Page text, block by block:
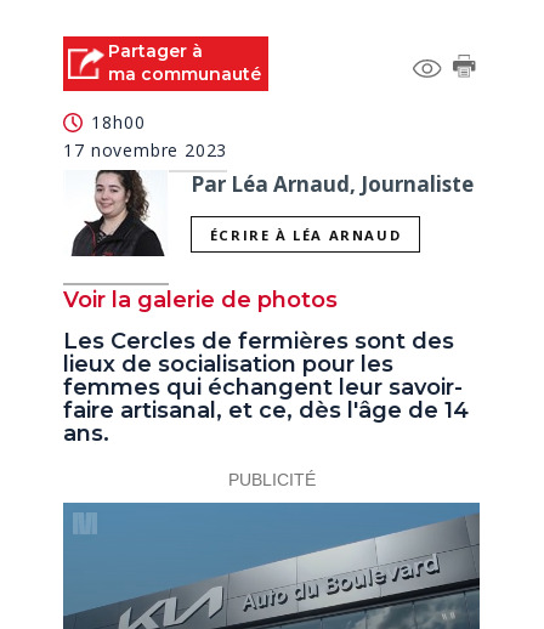
Partager à
ma communauté
18h00
17 novembre 2023
Par Léa Arnaud, Journaliste
ÉCRIRE À LÉA ARNAUD
Voir la galerie de photos
Les Cercles de fermières sont des
lieux de socialisation pour les
femmes qui échangent leur savoir-
faire artisanal, et ce, dès l'âge de 14
ans.